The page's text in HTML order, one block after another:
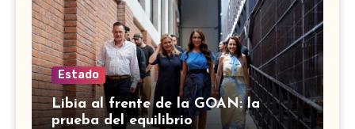
Estado
Libia al frente de la GOAN: la
prueba del equilibrio